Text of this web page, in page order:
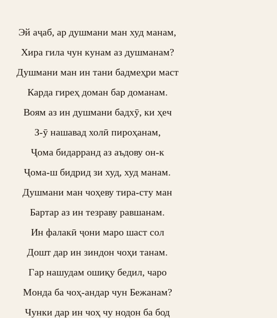
Эй аҷаб, ар душмани ман худ манам,
Хира гила чун кунам аз душманам?
Душмани ман ин тани бадмеҳри маст
Карда гиреҳ доман бар доманам.
Воям аз ин душмани бадхӯ, ки ҳеч
З-ӯ нашавад холӣ пироҳанам,
Ҷома бидарранд аз аъдову он-к
Ҷома-ш бидрид зи худ, худ манам.
Душмани ман чоҳеву тира-сту ман
Бартар аз ин тезраву равшанам.
Ин фалакӣ ҷони маро шаст сол
Дошт дар ин зиндон чоҳи танам.
Гар нашудам ошиқу бедил, чаро
Монда ба чоҳ-андар чун Бежанам?
Чунки дар ин чоҳ чу нодон ба бод